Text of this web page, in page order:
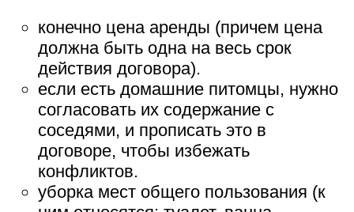
конечно цена аренды (причем цена
должна быть одна на весь срок
действия договора).
если есть домашние питомцы, нужно
согласовать их содержание с
соседями, и прописать это в
договоре, чтобы избежать
конфликтов.
уборка мест общего пользования (к